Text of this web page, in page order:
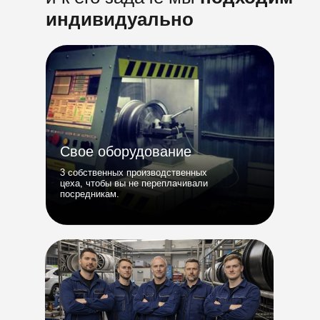
Свое оборудование
3 собственных производственных
цеха, чтобы вы не переплачивали
посредникам.
индивидуально